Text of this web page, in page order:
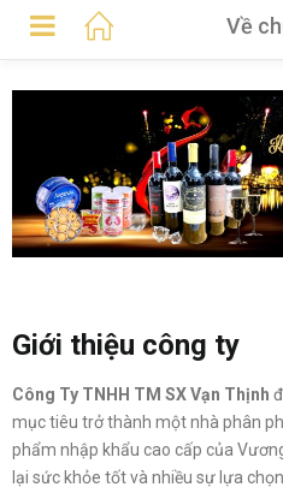
Về
Giới thiệu công ty
Công Ty TNHH TM SX Vạn Thịnh
mục tiêu trở thành một nhà phân
phẩm nhập khẩu cao cấp của
lại sức khỏe tốt và nhiều sự lựa